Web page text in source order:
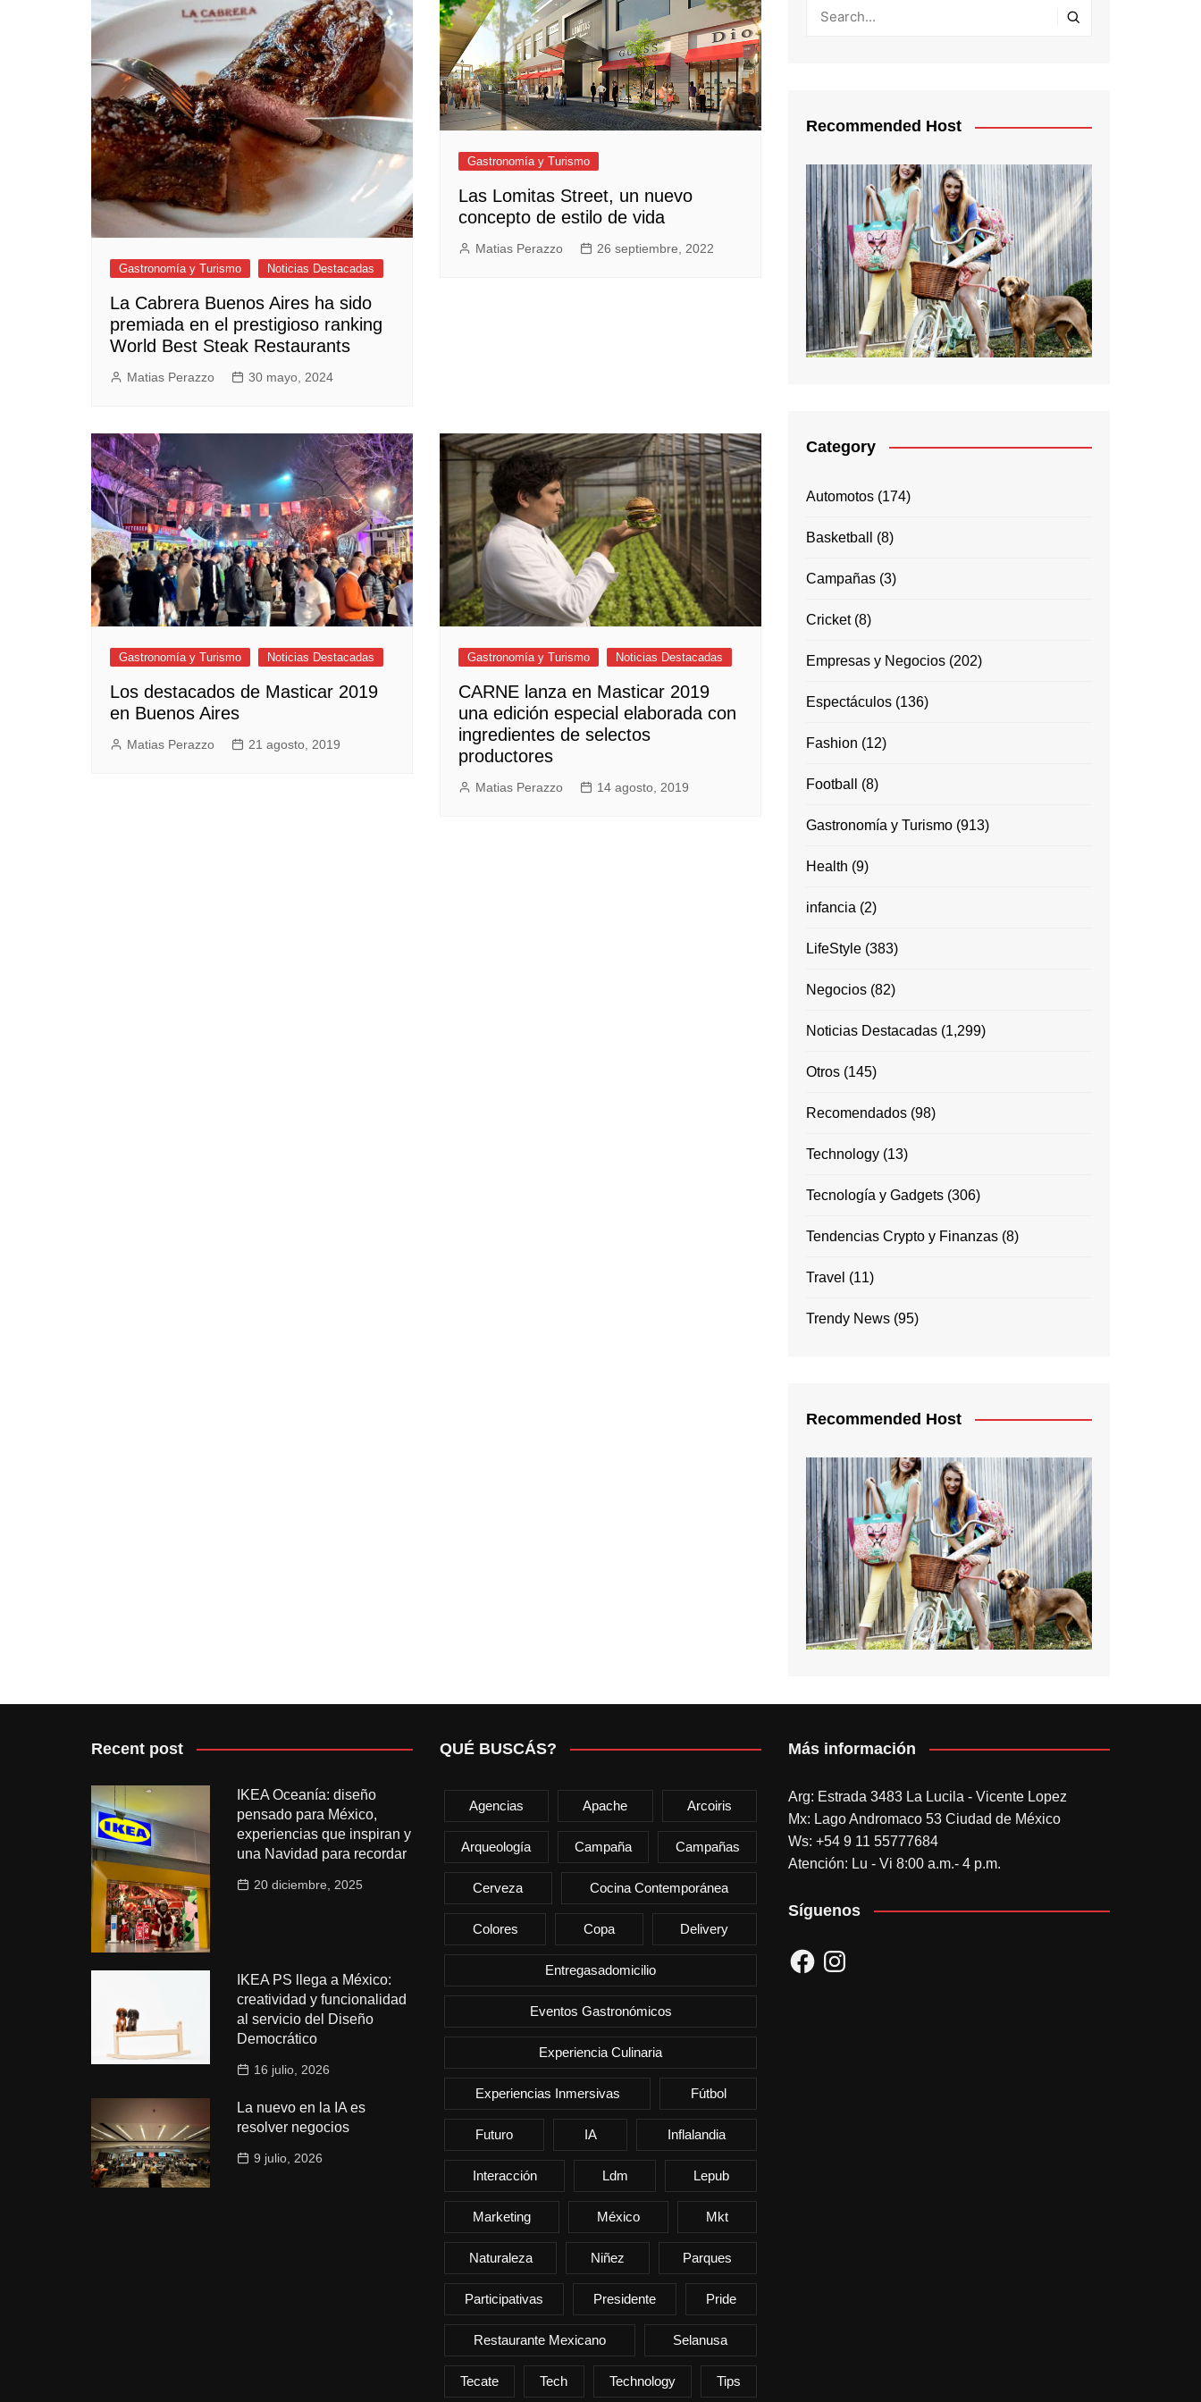
Empresas y Negocios
Automotos
Espectáculos
Trendy News
LifeStyle
Negocios
Gastronomía y Turismo Noticias Destacadas
La Cabrera Buenos Aires ha sido
premiada en el prestigioso ranking
World Best Steak Restaurants
Matias Perazzo 30 mayo, 2024
Gastronomía y Turismo
Las Lomitas Street, un nuevo
concepto de estilo de vida
Matias Perazzo 26 septiembre, 2022
Gastronomía y Turismo Noticias Destacadas
Los destacados de Masticar 2019
en Buenos Aires
Matias Perazzo 21 agosto, 2019
Gastronomía y Turismo Noticias Destacadas
CARNE lanza en Masticar 2019
una edición especial elaborada con
ingredientes de selectos
productores
Matias Perazzo 14 agosto, 2019
Recommended Host
Category
Automotos (174)
Basketball (8)
Campañas (3)
Cricket(8)
Empresas y Negocios (202)
Espectáculos (136)
Fashion (12)
Football (8)
Gastronomía y Turismo (913)
Health (9)
infancia (2)
LifeStyle (383)
Negocios (82)
Noticias Destacadas (1,299)
Otros (145)
Recomendados (98)
Technology (13)
Tecnología y Gadgets (306)
Tendencias Crypto y Finanzas (8)
Travel (11)
Trendy News (95)
Recommended Host
Recent post
IKEA Oceanía: diseño
pensado para México,
experiencias que inspiran y
una Navidad para recordar
20 diciembre, 2025
IKEA PS llega a México:
creatividad y funcionalidad
al servicio del Diseño
Democrático
16 julio, 2026
La nuevo en la IA es
resolver negocios
9 julio, 2026
QUÉ BUSCÁS?
Agencias Apache Arcoiris
Arqueología Campaña Campañas
Cerveza Cocina Contemporánea
Colores Copa Delivery
Entregasadomicilio
Eventos Gastronómicos
Experiencia Culinaria
Experiencias Inmersivas Fútbol
Futuro IA Inflalandia
Interacción Ldm Lepub
Marketing México Mkt
Naturaleza Niñez Parques
Participativas Presidente Pride
Restaurante Mexicano Selanusa
Tecate Tech Technology Tips
Más información
Arg: Estrada 3483 La Lucila - Vicente Lopez
Mx: Lago Andromaco 53 Ciudad de México
Ws: +54 9 11 55777684
Atención: Lu - Vi 8:00 a.m.- 4 p.m.
Síguenos
FacebookInstagram